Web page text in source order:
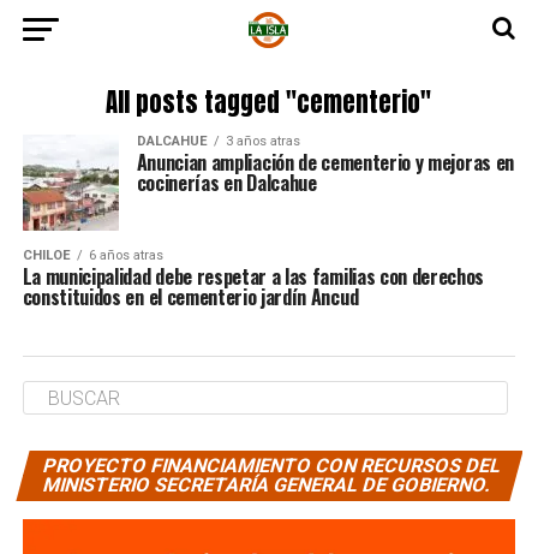
All posts tagged "cementerio"
DALCAHUE 3 años atras
Anuncian ampliación de cementerio y mejoras en
cocinerías en Dalcahue
CHILOE 6 años atras
La municipalidad debe respetar a las familias con derechos
constituidos en el cementerio jardín Ancud
PROYECTO FINANCIAMIENTO CON RECURSOS DEL
MINISTERIO SECRETARÍA GENERAL DE GOBIERNO.